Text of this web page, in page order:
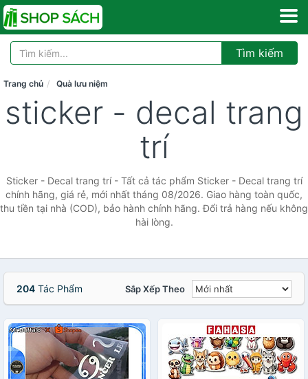
Tìm kiếm
Trang chủ Quà lưu niệm
sticker - decal trang
trí
Sticker - Decal trang trí - Tất cả tác phẩm Sticker - Decal trang trí
chính hãng, giá rẻ, mới nhất tháng 08/2026. Giao hàng toàn quốc,
thu tiền tại nhà (COD), bảo hành chính hãng. Đổi trả hàng nếu không
hài lòng.
204 Tác Phẩm Sắp Xếp Theo